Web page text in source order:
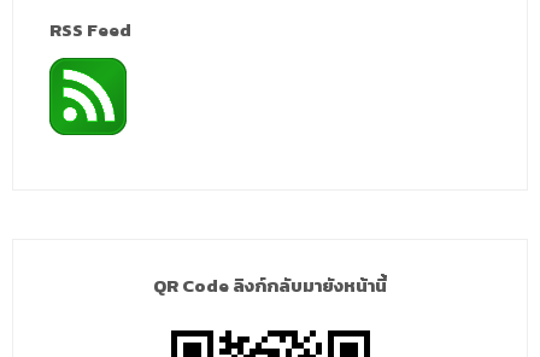
RSS Feed
QR Code ลิงก์กลับมายังหน้านี้